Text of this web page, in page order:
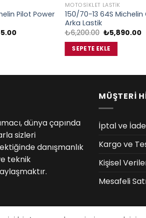
Pilot Power
MOTOSIKLET LASTIK
150/70-13 64S Michelin
Arka Lastik
₺6,200.00 Orijinal
fiyat:
₺6,200.00.
₺5,890.00Şu
SEPETE EKLE
dünya çapında
sizleri
danışmanlık
teknik
MÜŞTERİ
İptal ve
Kargo ve
Kişisel
Mesafeli